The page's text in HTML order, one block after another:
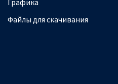
Графика
Файлы для скачивания